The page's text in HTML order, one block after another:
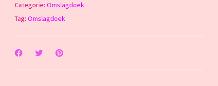
Categorie: Omslagdoek
Tag: Omslagdoek